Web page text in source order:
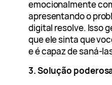
emocionalmente
apresentando o
digital resolve. Isso
que ele sinta que
e é capaz de saná-
3. Solução